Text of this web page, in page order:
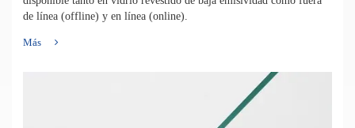
de línea (offline) y en línea (online).
Más